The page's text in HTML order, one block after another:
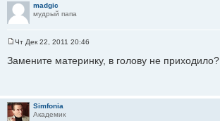
madgic
мудрый папа
о
н
и
е
Чт Дек 22, 2011 20:46
Замените материнку, в голову не приходило?
Simfonia
Академик